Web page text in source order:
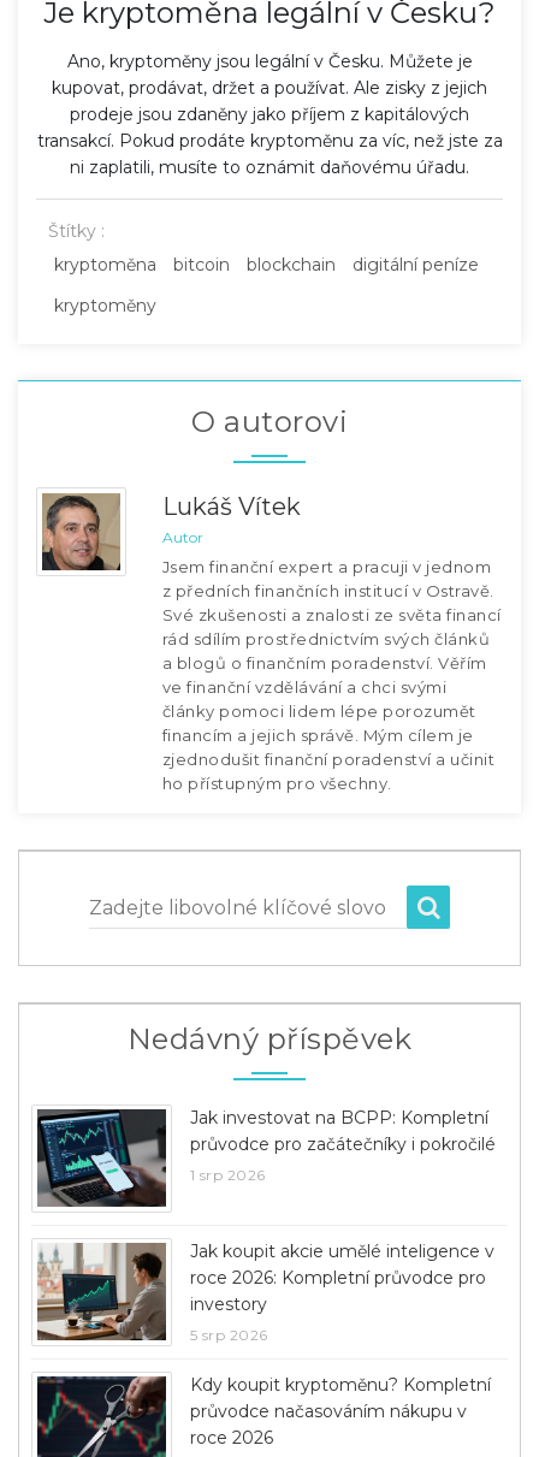
Je kryptoměna legální v Česku?
Ano, kryptoměny jsou legální v Česku. Můžete je
kupovat, prodávat, držet a používat. Ale zisky z jejich
prodeje jsou zdaněny jako příjem z kapitálových
transakcí. Pokud prodáte kryptoměnu za víc, než jste za
ni zaplatili, musíte to oznámit daňovému úřadu.
Štítky :
kryptoměna
bitcoin blockchain
digitální peníze
kryptoměny
O autorovi
Lukáš Vítek
Autor
Jsem finanční expert a pracuji v jednom
z předních finančních institucí v Ostravě.
Své zkušenosti a znalosti ze světa financí
rád sdílím prostřednictvím svých článků
a blogů o finančním poradenství. Věřím
ve finanční vzdělávání a chci svými
články pomoci lidem lépe porozumět
financím a jejich správě. Mým cílem je
zjednodušit finanční poradenství a učinit
ho přístupným pro všechny.
Zadejte libovolné klíčové slovo
Nedávný příspěvek
Jak investovat na BCPP: Kompletní
průvodce pro začátečníky i pokročilé
1 srp 2026
Jak koupit akcie umělé inteligence v
roce 2026: Kompletní průvodce pro
investory
5 srp 2026
Kdy koupit kryptoměnu? Kompletní
průvodce načasováním nákupu v
roce 2026